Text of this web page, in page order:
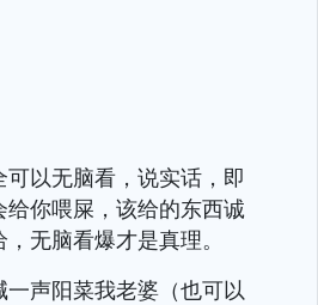
以无脑看，说实话，即
你喂屎，该给的东西诚
无脑看爆才是真理。
声阳菜我老婆（也可以